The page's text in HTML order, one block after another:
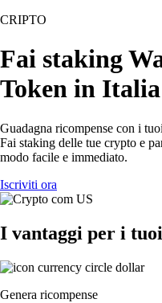
CRIPTO
Fai staking
Token in Italia
Guadagna ricompense con i
Fai staking delle tue crypto e
modo facile e immediato.
Iscriviti ora
I vantaggi per i
Genera ricompense